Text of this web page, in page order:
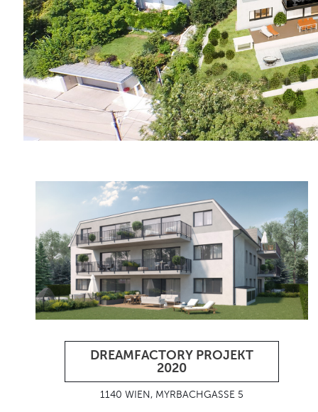
DREAMFACTORY PROJEKT
2020
1140 WIEN, MYRBACHGASSE 5